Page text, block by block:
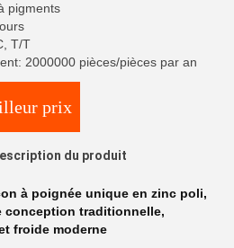
pigments
T/T
2000000 pièces/pièces par an
prix
du produit
à poignée unique en zinc poli,
conception traditionnelle,
froide moderne